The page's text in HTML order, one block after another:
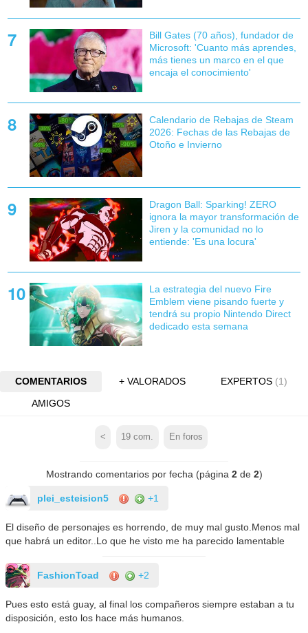
Bill Gates (70 años), fundador de
Microsoft: 'Cuanto más aprendes,
más tienes un marco en el que
encaja el conocimiento'
Calendario de Rebajas de Steam
2026: Fechas de las Rebajas de
Otoño e Invierno
Dragon Ball: Sparking! ZERO
ignora la mayor transformación de
Jiren y la comunidad no lo
entiende: 'Es una locura'
La estrategia del nuevo Fire
Emblem viene pisando fuerte y
tendrá su propio Nintendo Direct
dedicado esta semana
COMENTARIOS + VALORADOS EXPERTOS (1)
AMIGOS
< 19 com. En foros
Mostrando comentarios por fecha (página 2de 2)
plei_esteision5 +1
El diseño de personajes es horrendo, de muy mal gusto.Menos mal
que habrá un editor..Lo que he visto me ha parecido lamentable
FashionToad +2
Pues esto está guay, al final los compañeros siempre estaban a tu
disposición, esto los hace más humanos.